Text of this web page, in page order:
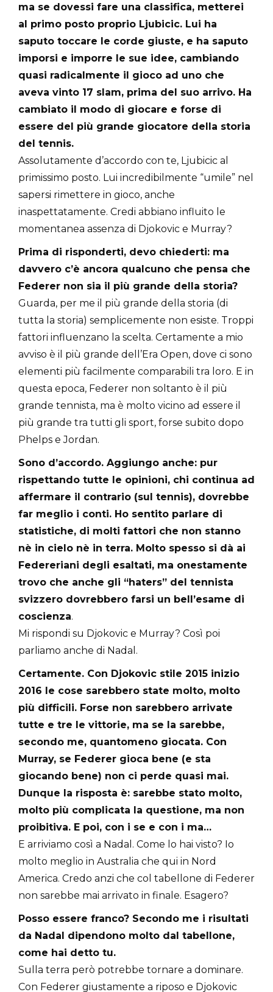
ma se dovessi fare una classifica, metterei
al primo posto proprio Ljubicic. Lui ha
saputo toccare le corde giuste, e ha saputo
imporsi e imporre le sue idee, cambiando
quasi radicalmente il gioco ad uno che
aveva vinto 17 slam, prima del suo arrivo. Ha
cambiato il modo di giocare e forse di
essere del più grande giocatore della storia
del tennis.
Assolutamente d’accordo con te, Ljubicic al
primissimo posto. Lui incredibilmente “umile” nel
sapersi rimettere in gioco, anche
inaspettatamente. Credi abbiano influito le
momentanea assenza di Djokovic e Murray?
Prima di risponderti, devo chiederti: ma
davvero c’è ancora qualcuno che pensa che
Federer non sia il più grande della storia?
Guarda, per me il più grande della storia (di
tutta la storia) semplicemente non esiste. Troppi
fattori influenzano la scelta. Certamente a mio
avviso è il più grande dell’Era Open, dove ci sono
elementi più facilmente comparabili tra loro. E in
questa epoca, Federer non soltanto è il più
grande tennista, ma è molto vicino ad essere il
più grande tra tutti gli sport, forse subito dopo
Phelps e Jordan.
Sono d’accordo. Aggiungo anche: pur
rispettando tutte le opinioni, chi continua ad
affermare il contrario (sul tennis), dovrebbe
far meglio i conti. Ho sentito parlare di
statistiche, di molti fattori che non stanno
nè in cielo nè in terra. Molto spesso si dà ai
Federeriani degli esaltati, ma onestamente
trovo che anche gli “haters” del tennista
svizzero dovrebbero farsi un bell’esame di
coscienza.
Mi rispondi su Djokovic e Murray? Così poi
parliamo anche di Nadal.
Certamente. Con Djokovic stile 2015 inizio
2016 le cose sarebbero state molto, molto
più difficili. Forse non sarebbero arrivate
tutte e tre le vittorie, ma se la sarebbe,
secondo me, quantomeno giocata. Con
Murray, se Federer gioca bene (e sta
giocando bene) non ci perde quasi mai.
Dunque la risposta è: sarebbe stato molto,
molto più complicata la questione, ma non
proibitiva. E poi, con i se e con i ma…
E arriviamo così a Nadal. Come lo hai visto? Io
molto meglio in Australia che qui in Nord
America. Credo anzi che col tabellone di Federer
non sarebbe mai arrivato in finale. Esagero?
Posso essere franco? Secondo me i risultati
da Nadal dipendono molto dal tabellone,
come hai detto tu.
Sulla terra però potrebbe tornare a dominare.
Con Federer giustamente a riposo e Djokovic